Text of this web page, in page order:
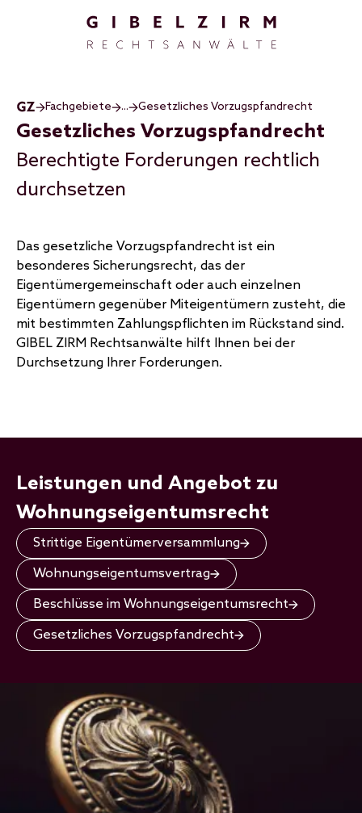
Fachgebiete ... Gesetzliches Vorzugspfandrecht
Gesetzliches Vorzugspfandrecht
Berechtigte Forderungen rechtlich
durchsetzen
Das gesetzliche Vorzugspfandrecht ist ein
besonderes Sicherungsrecht, das der
Eigentümergemeinschaft oder auch einzelnen
Eigentümern gegenüber Miteigentümern zusteht, die
mit bestimmten Zahlungspflichten im Rückstand sind.
GIBEL ZIRM Rechtsanwälte hilft Ihnen bei der
Durchsetzung Ihrer Forderungen.
Leistungen und Angebot zu
Wohnungseigentumsrecht
Strittige Eigentümerversammlung
Wohnungseigentumsvertrag
Beschlüsse im Wohnungseigentumsrecht
Gesetzliches Vorzugspfandrecht